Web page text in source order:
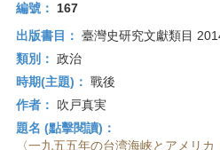
編號：
167
出版書目： 臺灣史研究文獻類目
類別： 政治
時期(主題)： 戰後
作者：
吹戸真実
題名 (點擊閱讀)：
〈一九五五年の台湾海峡とアメリ